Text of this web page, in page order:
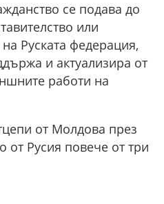
се подава до
или
Руската федерация,
и актуализира от
работи на
от Молдова през
от Русия повече от три